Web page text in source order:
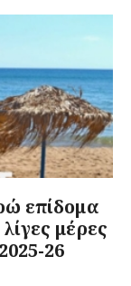
επίδομα
μέρες
26